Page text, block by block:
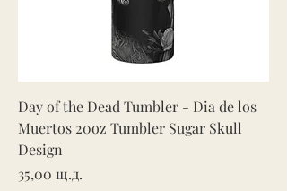
Day of the Dead Tumbler - Dia de los
Muertos 20oz Tumbler Sugar Skull
Design
Цена
35,00 щ.д.